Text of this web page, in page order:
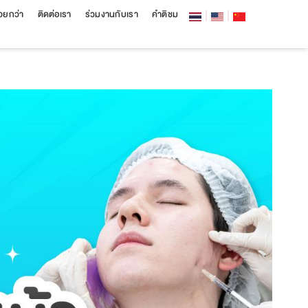
กว่า ติดต่อเรา ร่วมงานกับเรา คำติชม